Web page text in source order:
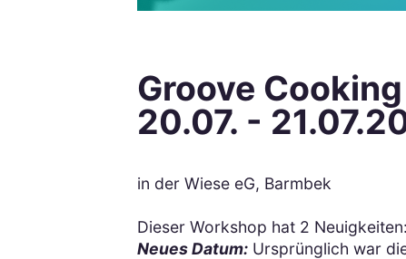
Groove
20.07. -
in der Wiese eG, Barmbek
Dieser Workshop hat 2 Neuigkeiten:
Neues Datum:Ursprünglich war